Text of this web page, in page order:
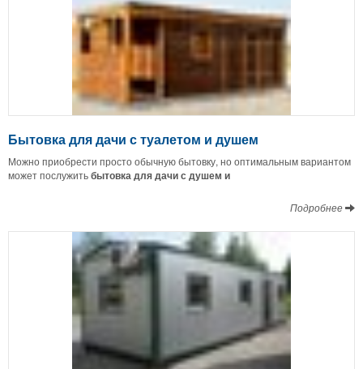
Бытовка для дачи с туалетом и душем
Можно приобрести просто обычную бытовку, но оптимальным вариантом
может послужитьбытовка для дачи с душем и
Подробнее